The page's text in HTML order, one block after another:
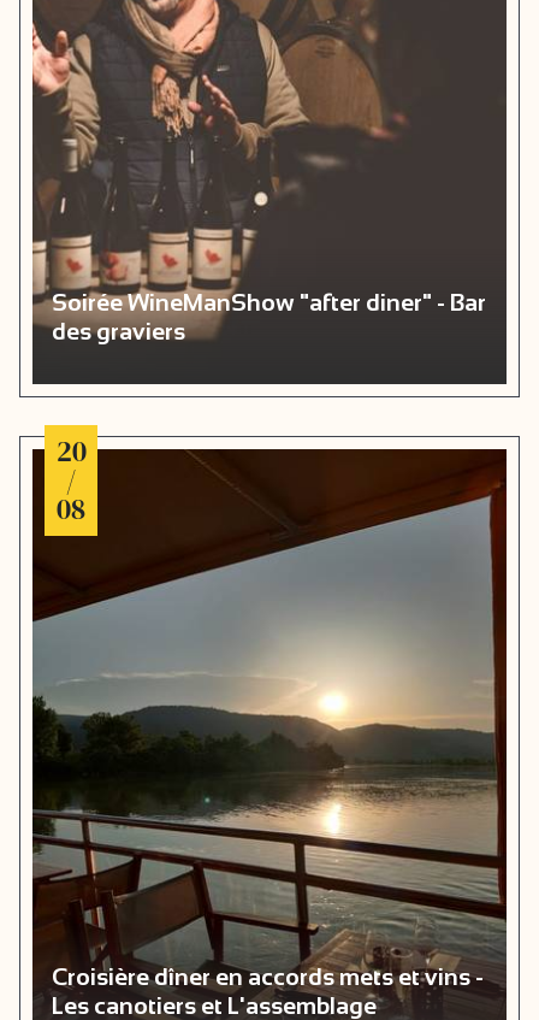
Soirée WineManShow "after diner" - Bar
des graviers
20
/
08
Croisière dîner en accords mets et vins -
Les canotiers et L'assemblage